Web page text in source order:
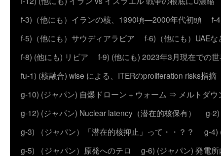
f-3)（他にも）イランの核、1990頃―2000年代初頭
f-
f-5)（他にも）サウディアラビア
f-6)（他にも）UAEな
f-8) (他にも) リビア
f-9) (他にも) 2023年3月現在での
fu-1) (核融合) wise による、ITERのproliferation risks指摘
g-10) (ジャパン) 自爆ドローン + ウォーム ⇒ メルトダウ
g-12) (ジャパン) Nuclear latency（潜在的核保有）
g-
g-3) （ジャパン）「潜在的核抑止」って・・？？
g-4)
g-5) （ジャパン）原発へのテロ
g-6) (ジャパン) 発電